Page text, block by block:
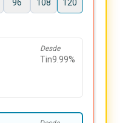
96 108 120
Desde
Tin9.99%